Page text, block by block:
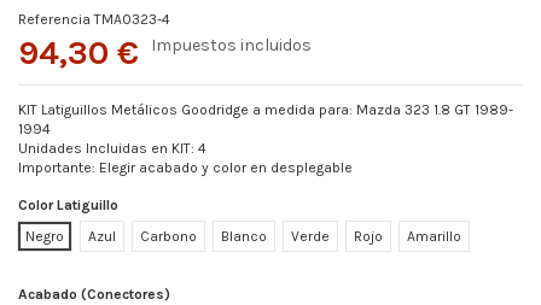
Referencia TMA0323-4
94,30 € Impuestos incluidos
KIT Latiguillos Metálicos Goodridge a medida para: Mazda 323 1.8 GT 1989-
1994
Unidades Incluidas en KIT: 4
Importante: Elegir acabado y color en desplegable
Color Latiguillo
Negro
Azul Carbono Blanco Verde Rojo Amarillo
Acabado (Conectores)